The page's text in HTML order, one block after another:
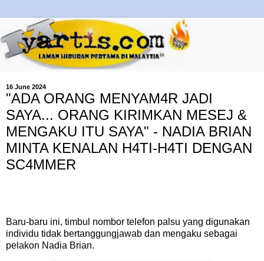
16 June 2024
"ADA ORANG MENYAM4R JADI
SAYA... ORANG KIRIMKAN MESEJ &
MENGAKU ITU SAYA" - NADIA BRIAN
MINTA KENALAN H4TI-H4TI DENGAN
SC4MMER
Baru-baru ini, timbul nombor telefon palsu yang digunakan
individu tidak bertanggungjawab dan mengaku sebagai
pelakon Nadia Brian.